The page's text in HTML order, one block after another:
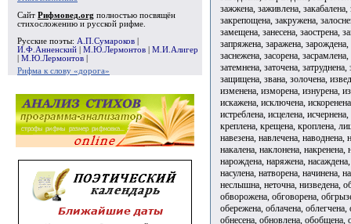
Сайт Рифмовед.org полностью посвящён
стихосложению и русской рифме.
Русские поэты: А.П.Сумароков
И.Ф.Анненский
М.Ю.Лермонтов
М.И.Алигер
М.Ю.Лермонтов
Рифма к слову «дорога»
зажжена, заживлена,
закрепощена, закружена,
замещена, занесена, заострена,
запряжена, заражена, зарождена,
заснежена, засорена,
затемнена, заточена,
защищена, звана, золочена,
изменена, изморена, изнурена,
искажена, исключена,
истреблена, исцелена,
креплена, крещена, кроплена,
навезена, навлечена,
накалена, наклонена, накренена,
нарождена, наряжена,
насулена, натворена, начинена,
неслышна, неточна, низведена,
обворожена, обговорена,
обережена, облачена,
обнесена, обновлена, обобщена,